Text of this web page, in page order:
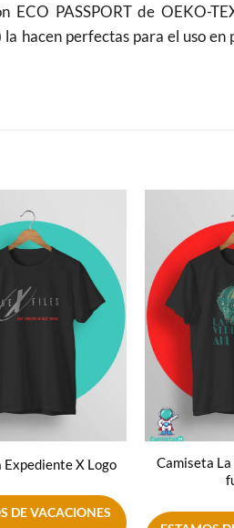
ECO PASSPORT de OEKO-
hacen perfectas para el uso
Añadir
a la
lista de
deseos
Expediente X Logo
DE VACACIONES
Camiseta